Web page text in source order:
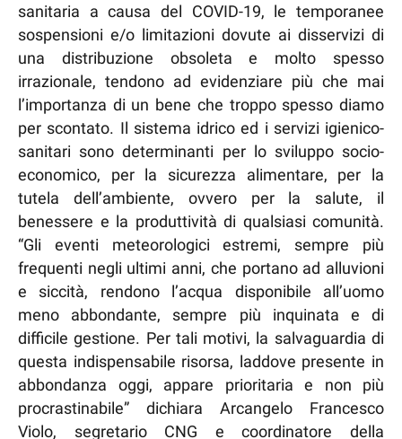
sanitaria a causa del COVID-19, le temporanee
sospensioni e/o limitazioni dovute ai disservizi di
una distribuzione obsoleta e molto spesso
irrazionale, tendono ad evidenziare più che mai
l’importanza di un bene che troppo spesso diamo
per scontato. Il sistema idrico ed i servizi igienico-
sanitari sono determinanti per lo sviluppo socio-
economico, per la sicurezza alimentare, per la
tutela dell’ambiente, ovvero per la salute, il
benessere e la produttività di qualsiasi comunità.
“Gli eventi meteorologici estremi, sempre più
frequenti negli ultimi anni, che portano ad alluvioni
e siccità, rendono l’acqua disponibile all’uomo
meno abbondante, sempre più inquinata e di
difficile gestione. Per tali motivi, la salvaguardia di
questa indispensabile risorsa, laddove presente in
abbondanza oggi, appare prioritaria e non più
procrastinabile” dichiara Arcangelo Francesco
Violo, segretario CNG e coordinatore della